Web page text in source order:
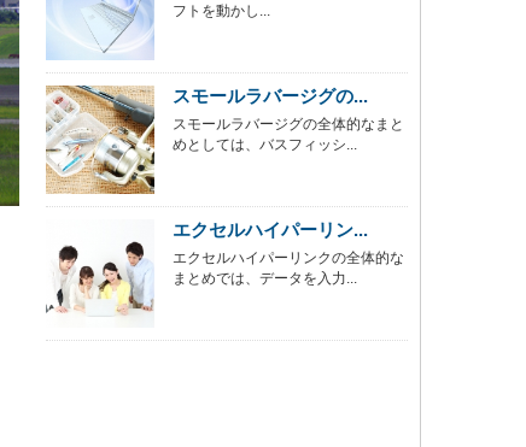
フトを動かし...
スモールラバージグの...
スモールラバージグの全体的なまと
めとしては、バスフィッシ...
エクセルハイパーリン...
エクセルハイパーリンクの全体的な
まとめでは、データを入力...